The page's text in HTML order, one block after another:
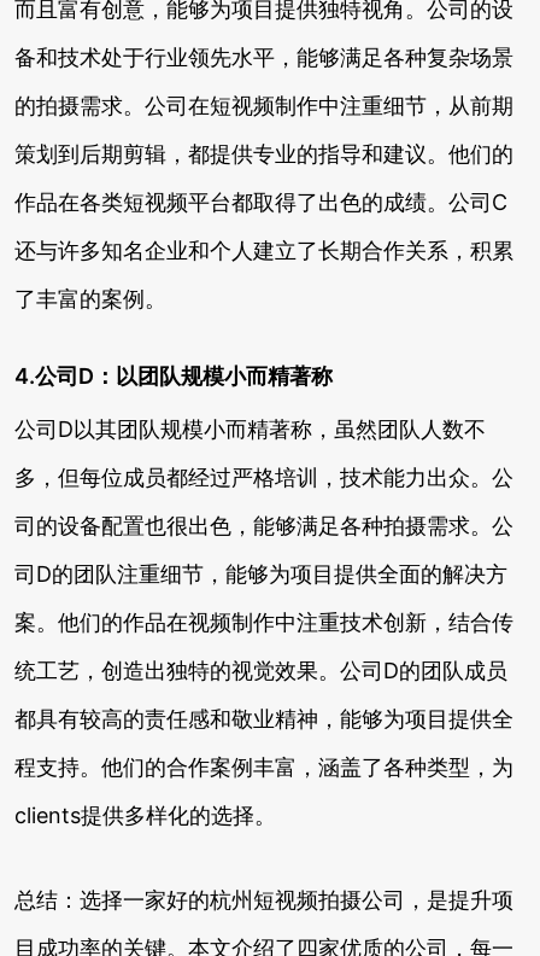
而且富有创意，能够为项目提供独特视角。公司的设
备和技术处于行业领先水平，能够满足各种复杂场景
的拍摄需求。公司在短视频制作中注重细节，从前期
策划到后期剪辑，都提供专业的指导和建议。他们的
作品在各类短视频平台都取得了出色的成绩。公司C
还与许多知名企业和个人建立了长期合作关系，积累
了丰富的案例。
4.公司D：以团队规模小而精著称
公司D以其团队规模小而精著称，虽然团队人数不
多，但每位成员都经过严格培训，技术能力出众。公
司的设备配置也很出色，能够满足各种拍摄需求。公
司D的团队注重细节，能够为项目提供全面的解决方
案。他们的作品在视频制作中注重技术创新，结合传
统工艺，创造出独特的视觉效果。公司D的团队成员
都具有较高的责任感和敬业精神，能够为项目提供全
程支持。他们的合作案例丰富，涵盖了各种类型，为
clients提供多样化的选择。
总结：选择一家好的杭州短视频拍摄公司，是提升项
目成功率的关键。本文介绍了四家优质的公司，每一